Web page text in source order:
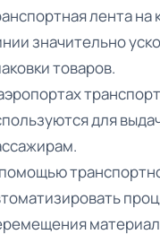
лента на
значительно
товаров.
для